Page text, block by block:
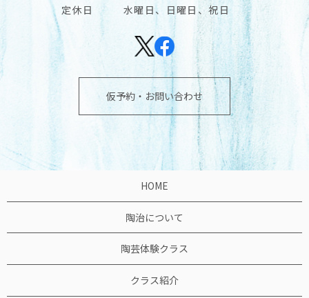
定休日
水曜日、日曜日、祝日
仮予約・お問い合わせ
HOME
陶治について
陶芸体験クラス
クラス紹介